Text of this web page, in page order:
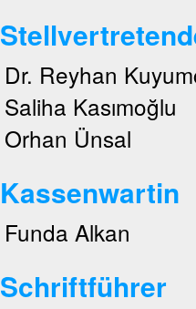
Dr. Reyhan
Saliha Kasımoğlu
Orhan Ünsal
Kassenwartin
Funda Alkan
Schriftführer